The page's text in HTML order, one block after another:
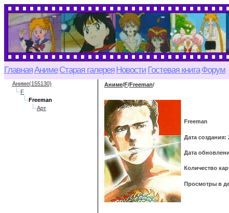
ГлавнаяАниме Старая галерея Новости Гостевая книга Форум
Аниме(155130)
F
Freeman
Арт
Аниме/F/Freeman/
Freeman
Дата создания:
Дата
Количество
Просмотры в